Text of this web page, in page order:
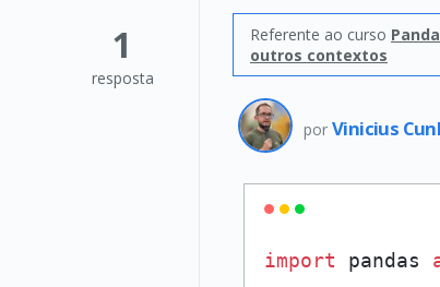
1
resposta
Referente ao curso
outros contextos
por Vinicius
import pandas